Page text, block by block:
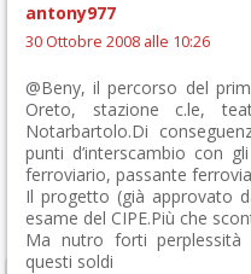
antony977
30 Ottobre 2008 alle 10:26
@Beny, il percorso del
Oreto, stazione c.le,
Notarbartolo.Di
punti d’interscambio con
ferroviario, passante
Il progetto (già approvato
esame del CIPE.Più che
Ma nutro forti perplessità
questi soldi